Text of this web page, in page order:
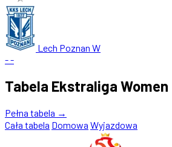
Lech Poznan W
--
Tabela Ekstraliga Women
Pełna tabela →
Cała tabela Domowa Wyjazdowa